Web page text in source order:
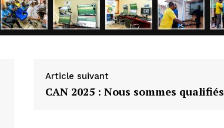
Article suivant
CAN 2025 : Nous sommes qualifiés